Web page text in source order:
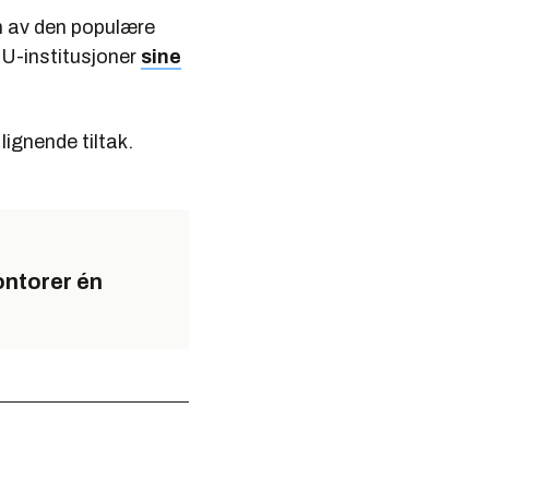
av den populære
institusjoner sine
tiltak.
én